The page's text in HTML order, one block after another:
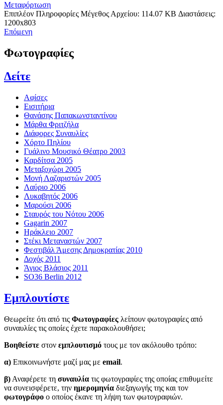
Μεταφόρτωση
Επιπλέον Πληροφορίες Μέγεθος Αρχείου: 114.07 KB Διαστάσεις:
1200x803
Επόμενη
Φωτογραφίες
Δείτε
Αφίσες
Εισιτήρια
Θανάσης Παπακωνσταντίνου
Μάρθα Φριτζήλα
Διάφορες Συναυλίες
Χόρτο Πηλίου
Γυάλινο Μουσικό Θέατρο 2003
Καρδίτσα 2005
Μεταξοχώρι 2005
Μονή Λαζαριστών 2005
Λαύριο 2006
Λυκαβητός 2006
Μαρούσι 2006
Σταυρός του Νότου 2006
Gagarin 2007
Ηράκλειο 2007
Στέκι Μεταναστών 2007
Φεστιβάλ Άμεσης Δημοκρατίας 2010
Δοχός 2011
Άγιος Βλάσιος 2011
SO36 Berlin 2012
Εμπλουτίστε
Θεωρείτε ότι από τις Φωτογραφίες λείπουν φωτογραφίες από
συναυλίες τις οποίες έχετε παρακολουθήσει;
Βοηθείστε στον εμπλουτισμό τους με τον ακόλουθο τρόπο:
α) Επικοινωνήστε μαζί μας με email.
β) Αναφέρετε τη συναυλία τις φωτογραφίες της οποίας επιθυμείτε
να συνεισφέρετε, την ημερομηνία διεξαγωγής της και τον
φωτογράφο ο οποίος έκανε τη λήψη των φωτογραφιών.